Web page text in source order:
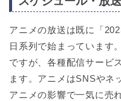
アニメの放送は既に「
日系列で始まっています。
ですが、各種配信サービ
ます。アニメはSNSやネ
アニメの影響で一気に売